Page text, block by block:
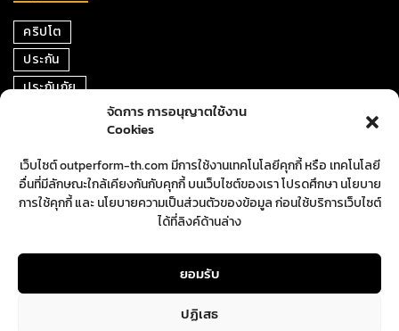
จัดการ การอนุญาตใช้งาน
Cookies
เว็บไซต์ outperform-th.com มีการใช้งานเทคโนโลยีคุกกี้ หรือ เทคโนโลยี
อื่นที่มีลักษณะใกล้เคียงกันกับคุกกี้ บนเว็บไซต์ของเรา โปรดศึกษา นโยบาย
การใช้คุกกี้ และ นโยบายความเป็นส่วนตัวของข้อมูล ก่อนใช้บริการเว็บไซต์
ได้ที่ลิงค์ด้านล่าง
ยอมรับ
ปฏิเสธ
คริปโต
ประกัน
ประกันภัย
ตราสารหนี้
อสังหาริมทรัพย์
ตลาดหุ้น